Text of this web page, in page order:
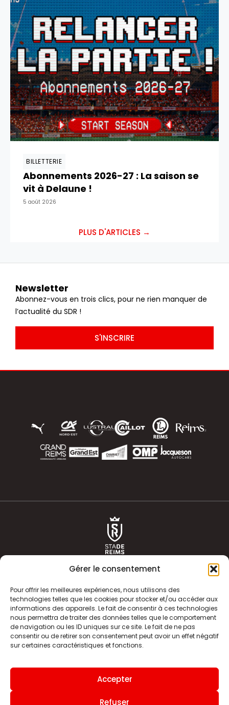
Gérer le consentement
Pour offrir les meilleures expériences, nous utilisons des
technologies telles que les cookies pour stocker et/ou accéder aux
informations des appareils. Le fait de consentir à ces technologies
nous permettra de traiter des données telles que le comportement
de navigation ou les ID uniques sur ce site. Le fait de ne pas
consentir ou de retirer son consentement peut avoir un effet négatif
sur certaines caractéristiques et fonctions.
Accepter
Refuser
BILLETTERIE
Abonnements 2026-27 : La saison se
vit à Delaune !
5 août 2026
PLUS D'ARTICLES →
Newsletter
Abonnez-vous en trois clics, pour ne rien manquer de
l’actualité du SDR !
S'INSCRIRE
ACTUALITÉS
CLUB
BOUTIQUE
HISTOIRE
ÉQUIPE PREMIERE
INFOS ET CONTACT